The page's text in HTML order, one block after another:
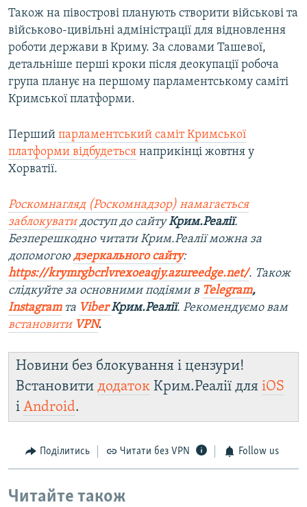
Також на півострові планують створити військові та
військово-цивільні адміністрації для відновлення
роботи держави в Криму. За словами Ташевої,
детальніше перші кроки після деокупації робоча
група планує на першому парламентському саміті
Кримської платформи.
Перший парламентський саміт Кримської
платформи відбудеться наприкінці жовтня у
Хорватії.
Роскомнагляд (Роскомнадзор) намагається
заблокуватидоступ до сайтуКрим.Реалії.
Безперешкодно читати Крим.Реалії можна за
допомогою дзеркального сайту:
https://krymrgbcrlvrexoeaqjy.azureedge.net/. Також
слідкуйте за основними подіями в Telegram,
Instagramта ViberКрим.Реалії. Рекомендуємо вам
встановити VPN.
Новини без блокування і цензури!
Встановити додаток Крим.Реалії для iOS
і Android.
Поділитись Читати без VPN Follow us
Читайте також